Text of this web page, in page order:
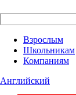
Взрослым
Школьникам
Компаниям
Английский